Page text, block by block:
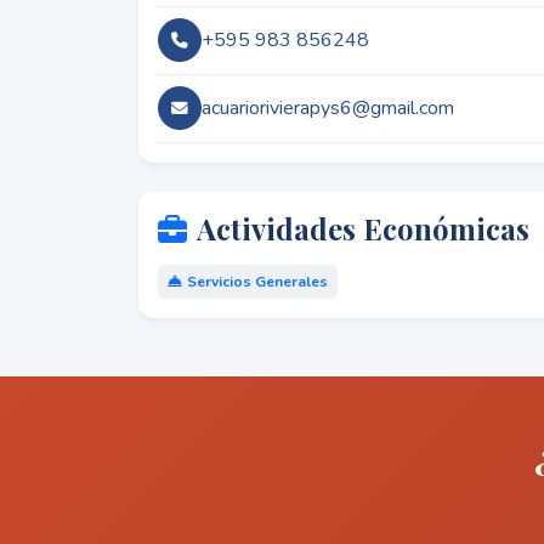
+595 983 856248
acuariorivierapys6@gmail.com
Actividades Económicas
Servicios Generales